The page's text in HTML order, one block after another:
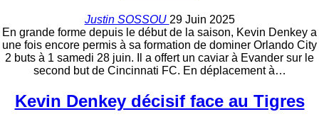
Justin SOSSOU 29 Juin 2025
En grande forme depuis le début de la saison, Kevin Denkey a
une fois encore permis à sa formation de dominer Orlando City
2 buts à 1 samedi 28 juin. Il a offert un caviar à Evander sur le
second but de Cincinnati FC. En déplacement à…
Kevin Denkey décisif face au Tigres